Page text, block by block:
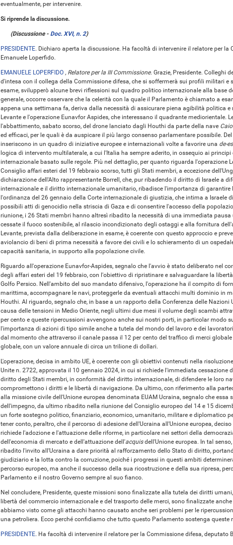
eventualmente, per intervenire.
Si riprende la discussione.
(Discussione - Doc. XVI, n. 2)
PRESIDENTE. Dichiaro aperta la discussione. Ha facoltà di intervenire il relatore per
Emanuele Loperfido.
EMANUELE LOPERFIDO , Relatore per la III Commissione. Grazie, Presidente. Colleghi
d'intesa con il collega della Commissione difesa, che si soffermerà sui profili militari
esame, svilupperò alcune brevi riflessioni sul quadro politico internazionale alla base
generale, occorre osservare che la celerità con la quale il Parlamento è chiamato a
appena una settimana fa, deriva dalla necessità di assicurare piena agibilità politica
Levante e l'operazione Eunavfor Aspides, che interessano il quadrante mediorientale.
l'abbattimento, sabato scorso, del drone lanciato dagli Houthi da parte della nave
ed efficaci, per le quali è da auspicare il più largo consenso parlamentare possibile.
inseriscono in un quadro di iniziative europee e internazionali volte a favorire una de-
logica di intervento multilaterale, a cui l'Italia ha sempre aderito, in ossequio ai
internazionale basato sulle regole. Più nel dettaglio, per quanto riguarda l'operazione
Consiglio affari esteri del 19 febbraio scorso, tutti gli Stati membri, a eccezione
dichiarazione dell'Alto rappresentante Borrell, che, pur ribadendo il diritto di Israele a
internazionale e il diritto internazionale umanitario, ribadisce l'importanza di
l'ordinanza del 26 gennaio della Corte internazionale di giustizia, che intima a Israele
possibili atti di genocidio nella striscia di Gaza e di consentire l'accesso della
riunione, i 26 Stati membri hanno altresì ribadito la necessità di una immediata
cessate il fuoco sostenibile, al rilascio incondizionato degli ostaggi e alla fornitura
Levante, prevista dalla deliberazione in esame, è coerente con questo approccio e
aviolancio di beni di prima necessità a favore dei civili e lo schieramento di un
capacità sanitaria, in supporto alla popolazione civile.
Riguardo all'operazione Eunavfor-Aspides, segnalo che l'avvio è stato deliberato nel
degli affari esteri del 19 febbraio, con l'obiettivo di ripristinare e salvaguardare la
Golfo Persico. Nell'ambito del suo mandato difensivo, l'operazione ha il compito di
marittima, accompagnare le navi, proteggerle da eventuali attacchi multi dominio in
Houthi. Al riguardo, segnalo che, in base a un rapporto della Conferenza delle Nazioni
causa delle tensioni in Medio Oriente, negli ultimi due mesi il volume degli scambi
per cento e queste ripercussioni avvengono anche sui nostri porti, in particolar modo
l'importanza di azioni di tipo simile anche a tutela del mondo del lavoro e dei
dal momento che attraverso il canale passa il 12 per cento del traffico di merci
globale, con un valore annuale di circa un trilione di dollari.
L'operazione, decisa in ambito UE, è coerente con gli obiettivi contenuti nella
Unite n. 2722, approvata il 10 gennaio 2024, in cui si richiede l'immediata cessazione
diritto degli Stati membri, in conformità del diritto internazionale, di difendere le loro
compromettono i diritti e le libertà di navigazione. Da ultimo, con riferimento alla
alla missione civile dell'Unione europea denominata EUAM Ucraina, segnalo che essa
dell'impegno, da ultimo ribadito nella riunione del Consiglio europeo del 14 e 15
un forte sostegno politico, finanziario, economico, umanitario, militare e diplomatico
tener conto, peraltro, che il percorso di adesione dell'Ucraina all'Unione europea,
richiede l'adozione e l'attuazione delle riforme, in particolare nei settori della
dell'economia di mercato e dell'attuazione dell'acquisdell'Unione europea. In tal
ribadito l'invito all'Ucraina a dare priorità al rafforzamento dello Stato di diritto,
giudiziario e la lotta contro la corruzione, poiché i progressi in questi ambiti
percorso europeo, ma anche il successo della sua ricostruzione e della sua ripresa,
Parlamento e il nostro Governo sempre al suo fianco.
Nel concludere, Presidente, queste missioni sono finalizzate alla tutela dei diritti
libertà del commercio internazionale e del trasporto delle merci, sono finalizzate
abbiamo visto come gli attacchi hanno causato anche seri problemi per le
una petroliera. Ecco perché confidiamo che tutto questo Parlamento sostenga queste
PRESIDENTE. Ha facoltà di intervenire il relatore per la Commissione difesa, deputato